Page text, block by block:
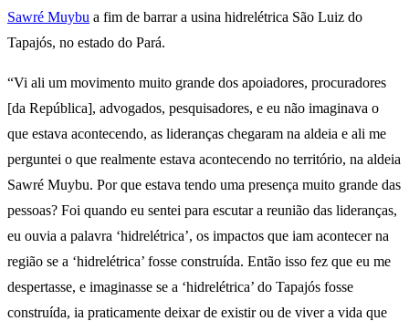
Sawré Muybu a fim de barrar a usina hidrelétrica São Luiz do
Tapajós, no estado do Pará.
“Vi ali um movimento muito grande dos apoiadores, procuradores
[da República], advogados, pesquisadores, e eu não imaginava o
que estava acontecendo, as lideranças chegaram na aldeia e ali me
perguntei o que realmente estava acontecendo no território, na aldeia
Sawré Muybu. Por que estava tendo uma presença muito grande das
pessoas? Foi quando eu sentei para escutar a reunião das lideranças,
eu ouvia a palavra ‘hidrelétrica’, os impactos que iam acontecer na
região se a ‘hidrelétrica’ fosse construída. Então isso fez que eu me
despertasse, e imaginasse se a ‘hidrelétrica’ do Tapajós fosse
construída, ia praticamente deixar de existir ou de viver a vida que